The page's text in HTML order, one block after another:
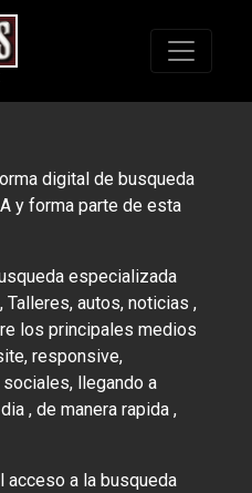
digital de busqueda
y forma parte de esta
especializada
autos, noticias ,
los principales medios
responsive,
llegando a
, de manera rapida ,
acceso a la busqueda